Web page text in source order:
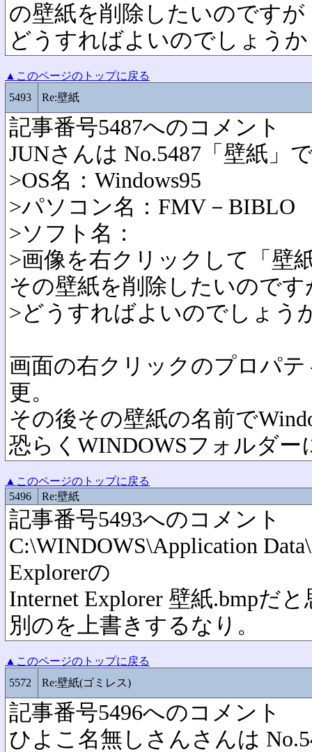
の壁紙を削除したいのですが
どうすればよいのでしょう
▲このページのトップに戻る
5493
Re:壁紙
記事番号5487へのコメント
JUNさんは No.5487「壁紙」
>OS名：Windows95
>パソコン名：FMV－BIBLO
>ソフト名：
>画像を右クリックして「壁
その壁紙を削除したいのです
>どうすればよいのでしょう
画面の右クリックのプロパ
更。
その後その壁紙の名前で
恐らくWINDOWSフォルダー
▲このページのトップに戻る
5496
Re:壁紙
記事番号5493へのコメント
C:\WINDOWS\Application
Explorerの
Internet Explorer 壁紙.bmpだ
別のを上書きするなり。
▲このページのトップに戻る
5572
Re:壁紙(ゴミレス)
記事番号5496へのコメント
ひよこ名無しさんさんは